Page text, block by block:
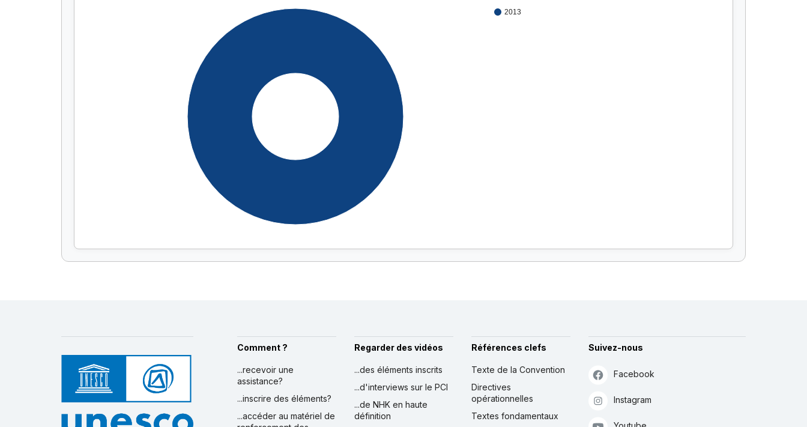
2013
Comment ?
...recevoir une
assistance?
...inscrire des éléments?
...accéder au matériel de
Regarder des vidéos
...des éléments inscrits
...d'interviews sur le PCI
...de NHK en haute
définition
Références clefs
Texte de la Convention
Directives
opérationnelles
Textes fondamentaux
Suivez-nous
Facebook
Instagram